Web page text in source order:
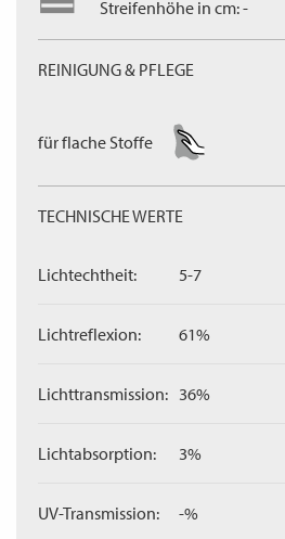
Streifenhöhe in cm: -
REINIGUNG & PFLEGE
für flache Stoffe
TECHNISCHE WERTE
Lichtechtheit: 5-7
Lichtreflexion: 61%
Lichttransmission: 36%
Lichtabsorption: 3%
UV-Transmission: -%